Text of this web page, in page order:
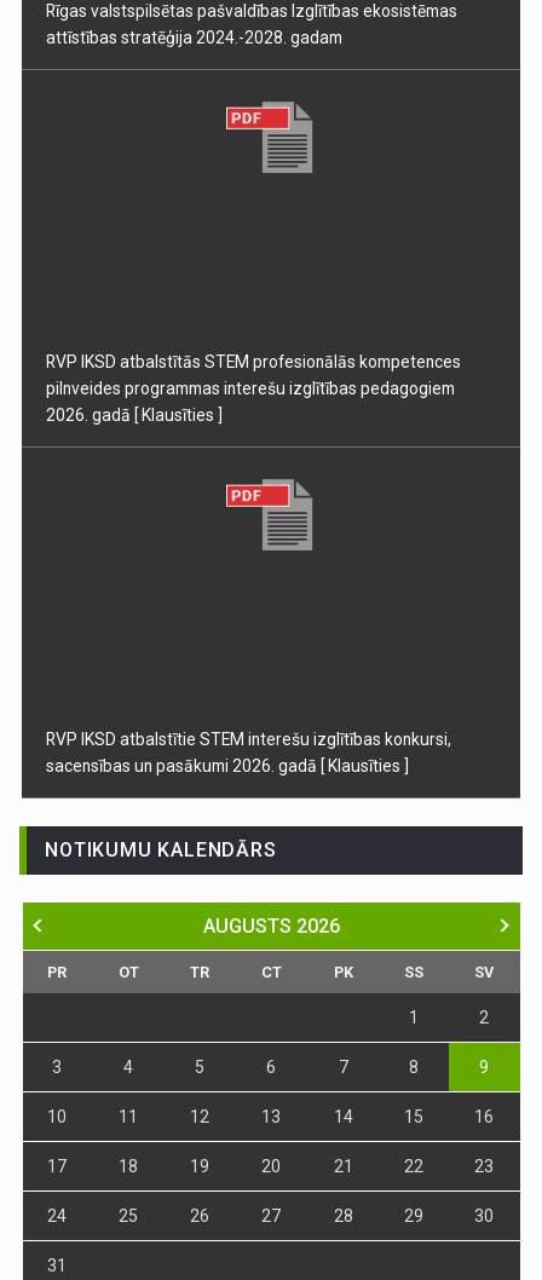
Rīgas valstspilsētas pašvaldības Izglītības ekosistēmas
attīstības stratēģija 2024.-2028. gadam
RVP IKSD atbalstītās STEM profesionālās kompetences
pilnveides programmas interešu izglītības pedagogiem
2026. gadā [ Klausīties ]
RVP IKSD atbalstītie STEM interešu izglītības konkursi,
sacensības un pasākumi 2026. gadā [ Klausīties ]
NOTIKUMU KALENDĀRS
AUGUSTS 2026
PR OT TR CT PK SS SV
1 2
3 4 5 6 7 8 9
10 11 12 13 14 15 16
17 18 19 20 21 22 23
24 25 26 27 28 29 30
31